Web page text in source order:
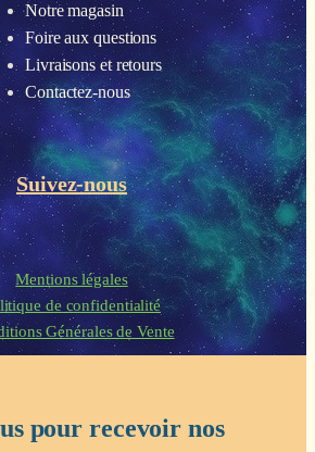
Notre magasin
Foire aux questions
Livraisons et retours
Contactez-nous
Suivez-nous
Mentions légales
de confidentialité
Générales de Vente
pour recevoir nos